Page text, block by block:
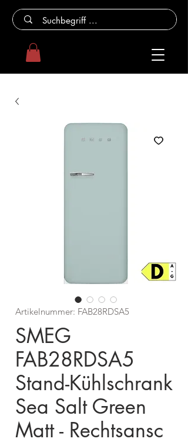
Artikelnummer: FAB28RDSA5
SMEG
FAB28RDSA5
Stand-Kühlschrank
Sea Salt Green
Matt - Rechtsansc